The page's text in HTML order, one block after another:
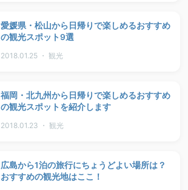
愛媛県・松山から日帰りで楽しめるおすすめ
の観光スポット9選
2018.01.25 ・ 観光
福岡・北九州から日帰りで楽しめるおすすめ
の観光スポットを紹介します
2018.01.23 ・ 観光
広島から1泊の旅行にちょうどよい場所は？
おすすめの観光地はここ！